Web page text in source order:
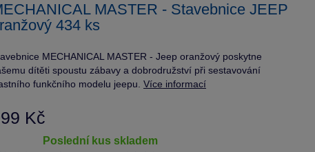
MASTER - Stavebnice JEEP
434 ks
MECHANICAL MASTER - Jeep oranžový poskytne
dítěti spoustu zábavy a dobrodružství při sestavování
funkčního modelu jeepu. Více informací
Kč
poslední kus skladem